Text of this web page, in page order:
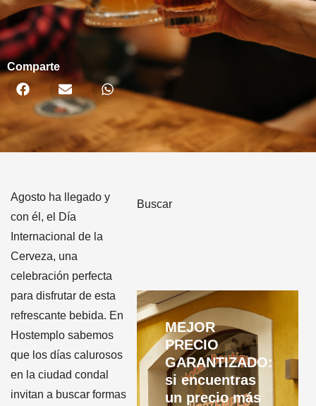
Comparte
Agosto ha llegado y
con él, el Día
Internacional de la
Cerveza, una
celebración perfecta
para disfrutar de esta
refrescante bebida. En
Hostemplo sabemos
que los días calurosos
en la ciudad condal
invitan a buscar formas
Buscar
MEJOR
PRECIO
GARANTIZADO:
si encuentras
un precio más